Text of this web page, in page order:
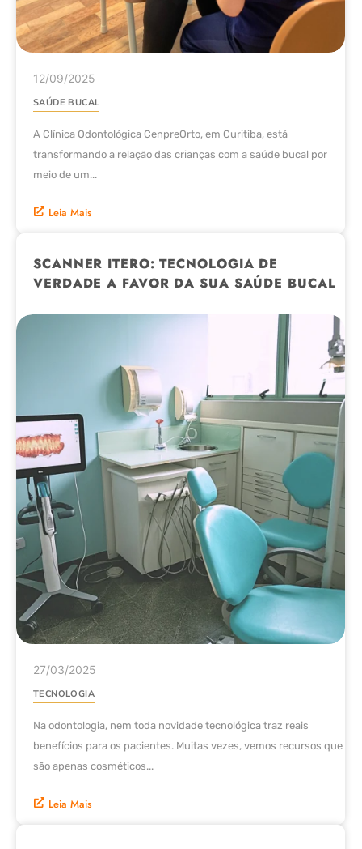
12/09/2025
SAÚDE BUCAL
A Clínica Odontológica CenpreOrto, em Curitiba, está
transformando a relação das crianças com a saúde bucal por
meio de um...
Leia Mais
SCANNER ITERO: TECNOLOGIA DE
VERDADE A FAVOR DA SUA SAÚDE BUCAL
27/03/2025
TECNOLOGIA
Na odontologia, nem toda novidade tecnológica traz reais
benefícios para os pacientes. Muitas vezes, vemos recursos que
são apenas cosméticos...
Leia Mais